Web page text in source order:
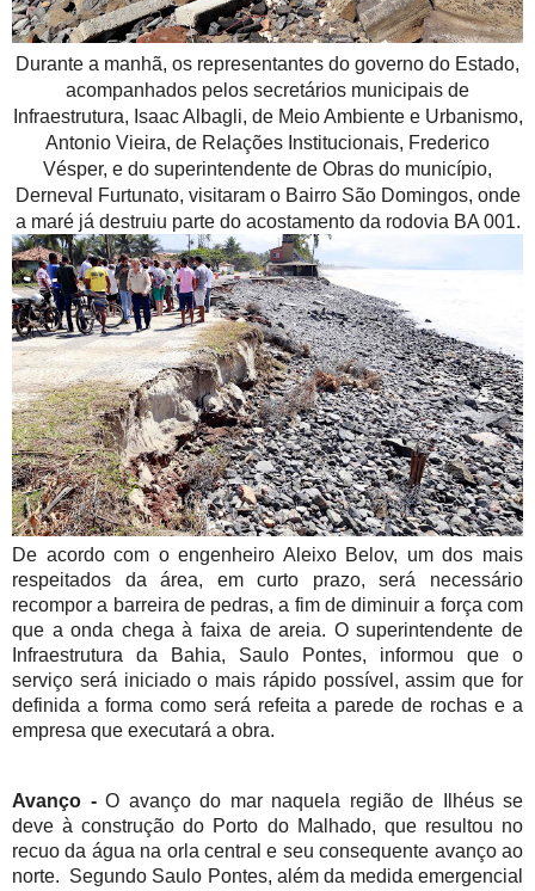
Durante a manhã, os representantes do governo do Estado,
acompanhados pelos secretários municipais de
Infraestrutura, Isaac Albagli, de Meio Ambiente e Urbanismo,
Antonio Vieira, de Relações Institucionais, Frederico
Vésper, e do superintendente de Obras do município,
Derneval Furtunato, visitaram o Bairro São Domingos, onde
a maré já destruiu parte do acostamento da rodovia BA 001.
De acordo com o engenheiro Aleixo Belov, um dos mais
respeitados da área, em curto prazo, será necessário
recompor a barreira de pedras, a fim de diminuir a força com
que a onda chega à faixa de areia. O superintendente de
Infraestrutura da Bahia, Saulo Pontes, informou que o
serviço será iniciado o mais rápido possível, assim que for
definida a forma como será refeita a parede de rochas e a
empresa que executará a obra.
Avanço -O avanço do mar naquela região de Ilhéus se
deve à construção do Porto do Malhado, que resultou no
recuo da água na orla central e seu consequente avanço ao
norte. Segundo Saulo Pontes, além da medida emergencial